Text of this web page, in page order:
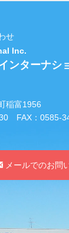
せ
Inc.
ンターナシ
稲富1956
FAX：0585-
メールでのお問